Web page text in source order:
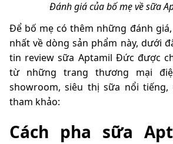
Đánh giá của bố mẹ về sữa
Để bố mẹ có thêm những đánh
nhất về dòng sản phẩm này, dưới
tin review sữa Aptamil Đức được
từ những trang thương mại
showroom, siêu thị sữa nổi
tham khảo:
Cách pha sữa